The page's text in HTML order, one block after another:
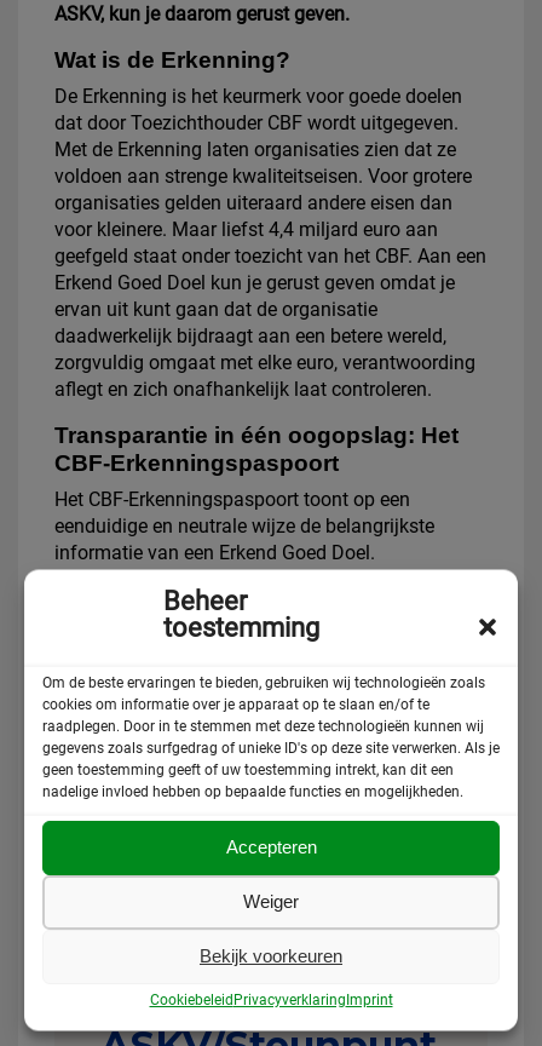
Beheer
toestemming
Om de beste ervaringen te bieden, gebruiken wij technologieën zoals
cookies om informatie over je apparaat op te slaan en/of te
raadplegen. Door in te stemmen met deze technologieën kunnen wij
gegevens zoals surfgedrag of unieke ID's op deze site verwerken. Als je
geen toestemming geeft of uw toestemming intrekt, kan dit een
nadelige invloed hebben op bepaalde functies en mogelijkheden.
Accepteren
Weiger
Bekijk voorkeuren
CookiebeleidPrivacyverklaringImprint
ASKV, kun je daarom gerust geven.
Wat is de Erkenning?
De Erkenning is het keurmerk voor goede doelen
dat door Toezichthouder CBF wordt uitgegeven.
Met de Erkenning laten organisaties zien dat ze
voldoen aan strenge kwaliteitseisen. Voor grotere
organisaties gelden uiteraard andere eisen dan
voor kleinere. Maar liefst 4,4 miljard euro aan
geefgeld staat onder toezicht van het CBF. Aan een
Erkend Goed Doel kun je gerust geven omdat je
ervan uit kunt gaan dat de organisatie
daadwerkelijk bijdraagt aan een betere wereld,
zorgvuldig omgaat met elke euro, verantwoording
aflegt en zich onafhankelijk laat controleren.
Transparantie in één oogopslag: Het
CBF-Erkenningspaspoort
Het CBF-Erkenningspaspoort toont op een
eenduidige en neutrale wijze de belangrijkste
informatie van een Erkend Goed Doel.
bevat zowel kwalitatieve informatie over de
doelstelling en activiteiten van de organisatie als
Toezichthouder CBF gevalideerd. Via deze banner
kun je ons CBF-Erkenningspaspoort bekijken.
Wist je trouwens dat…
het ASKV ook een ANBI-status heeft? Dit betekent
aftrekken van de belasting.
ervoor te zorgen dat ook mensen zonder
verblijfsvergunning een toekomstperspectief op
Help ons dan met een donatie